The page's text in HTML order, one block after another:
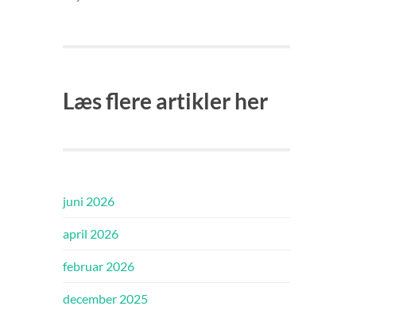
Læs flere artikler her
juni 2026
april 2026
februar 2026
december 2025